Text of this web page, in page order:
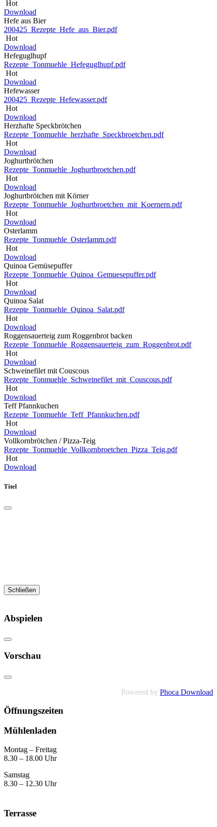
Hot
Download
Hefe aus Bier
200425_Rezepte_Hefe_aus_Bier.pdf
Hot
Download
Hefeguglhupf
Rezepte_Tonmuehle_Hefeguglhupf.pdf
Hot
Download
Hefewasser
200425_Rezepte_Hefewasser.pdf
Hot
Download
Herzhafte Speckbrötchen
Rezepte_Tonmuehle_herzhafte_Speckbroetchen.pdf
Hot
Download
Joghurtbrötchen
Rezepte_Tonmuehle_Joghurtbroetchen.pdf
Hot
Download
Joghurtbrötchen mit Körner
Rezepte_Tonmuehle_Joghurtbroetchen_mit_Koernern.pdf
Hot
Download
Osterlamm
Rezepte_Tonmuehle_Osterlamm.pdf
Hot
Download
Quinoa Gemüsepuffer
Rezepte_Tonmuehle_Quinoa_Gemuesepuffer.pdf
Hot
Download
Quinoa Salat
Rezepte_Tonmuehle_Quinoa_Salat.pdf
Hot
Download
Roggensauerteig zum Roggenbrot backen
Rezepte_Tonmuehle_Roggensauerteig_zum_Roggenbrot.pdf
Hot
Download
Schweinefilet mit Couscous
Rezepte_Tonmuehle_Schweinefilet_mit_Couscous.pdf
Hot
Download
Teff Pfannkuchen
Rezepte_Tonmuehle_Teff_Pfannkuchen.pdf
Hot
Download
Vollkornbrötchen / Pizza-Teig
Rezepte_Tonmuehle_Vollkornbroetchen_Pizza_Teig.pdf
Hot
Download
Titel
Schließen
Abspielen
Vorschau
Powered by Phoca Download
Öffnungszeiten
Mühlenladen
Montag – Freitag
8.30 – 18.00 Uhr
Samstag
8.30 – 12.30 Uhr
Terrasse